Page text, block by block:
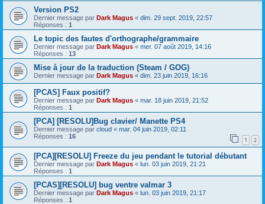
Version PS2
Dernier message par Dark Magus « dim. 29 sept. 2019, 22:57
Réponses : 1
Le topic des fautes d'orthographe/grammaire
Dernier message par Dark Magus « mer. 07 août 2019, 14:16
Réponses : 13
Mise à jour de la traduction (Steam / GOG)
Dernier message par Dark Magus « dim. 23 juin 2019, 16:16
[PCAS] Faux positif?
Dernier message par Dark Magus « mar. 18 juin 2019, 21:52
Réponses : 1
[PCA] [RESOLU]Bug clavier/ Manette PS4
Dernier message par cloud « mar. 04 juin 2019, 02:11
Réponses : 16 1 2
[PCA][RESOLU] Freeze du jeu pendant le tutorial débutant
Dernier message par Dark Magus « lun. 03 juin 2019, 21:21
Réponses : 1
[PCAS][RESOLU] bug ventre valmar 3
Dernier message par Dark Magus « lun. 03 juin 2019, 21:17
Réponses : 1